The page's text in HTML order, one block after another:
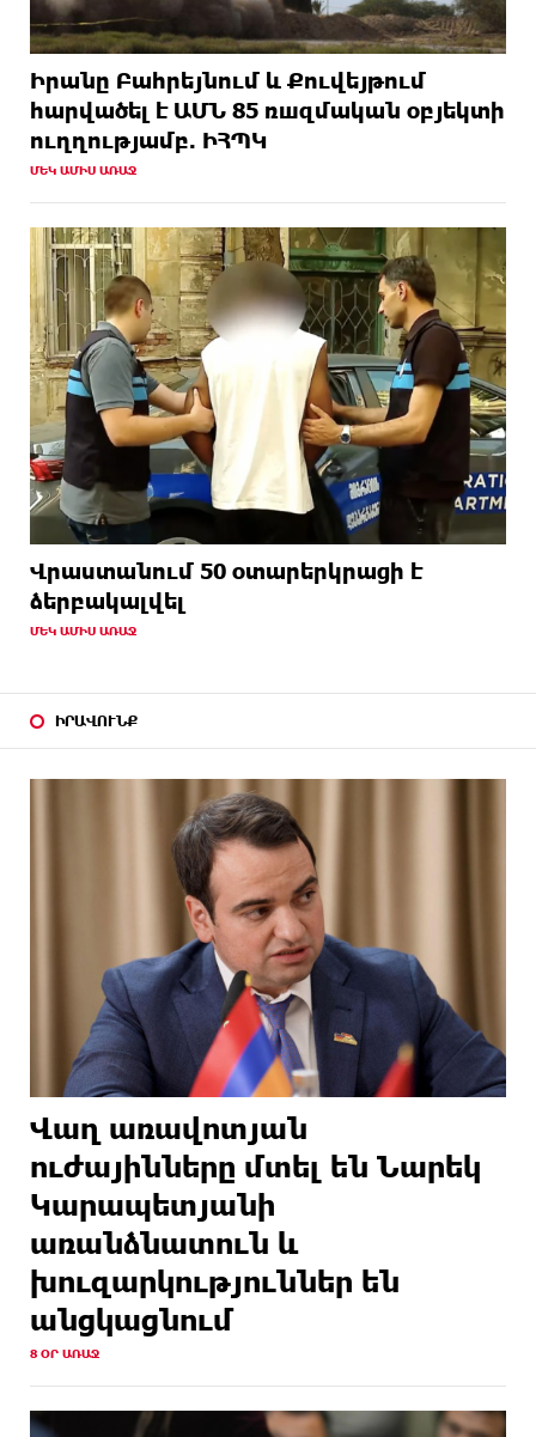
Իրանը Բահրեյնում և Քուվեյթում
hարվածել է ԱՄՆ 85 ռшզմական օբյեկտի
ուղղությամբ. ԻՀՊԿ
ՄԵԿ ԱՄԻՍ ԱՌԱՋ
Վրաստանում 50 օտարերկրացի է
ձերբակալվել
ՄԵԿ ԱՄԻՍ ԱՌԱՋ
ԻՐԱՎՈՒՆՔ
Վաղ առավոտյան
ուժայինները մտել են Նարեկ
Կարապետյանի
առանձնատուն և
խուզարկություններ են
անցկացնում
8 ՕՐ ԱՌԱՋ